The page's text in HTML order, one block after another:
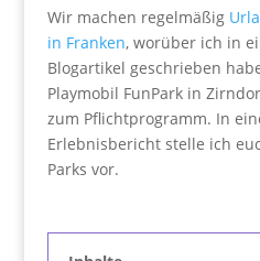
Wir machen regelmäßig
in Franken, worüber ich in
Blogartikel geschrieben
Playmobil FunPark in
zum Pflichtprogramm. In
Erlebnisbericht stelle ich
Parks vor.